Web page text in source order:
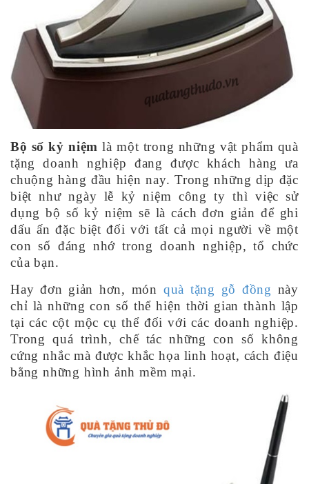
Bộ số kỷ niệm là một trong những vật phẩm quà
tặng doanh nghiệp đang được khách hàng ưa
chuộng hàng đầu hiện nay. Trong những dịp đặc
biệt như ngày lễ kỷ niệm công ty thì việc sử
dụng bộ số kỷ niệm sẽ là cách đơn giản để ghi
dấu ấn đặc biệt đối với tất cả mọi người về một
con số đáng nhớ trong doanh nghiệp, tổ chức
của bạn.
Hay đơn giản hơn, món quà tặng gỗ đồng này
chỉ là những con số thể hiện thời gian thành lập
tại các cột mộc cụ thể đối với các doanh nghiệp.
Trong quá trình, chế tác những con số không
cứng nhắc mà được khắc họa linh hoạt, cách điệu
bằng những hình ảnh mềm mại.